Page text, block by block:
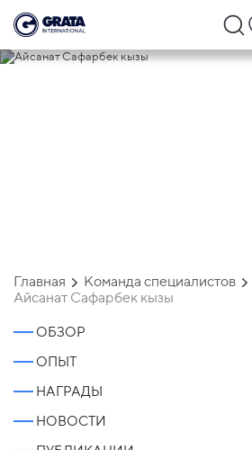
Главная
Команда специалистов
Айсанат Сафарбек кызы
ОБЗОР
ОПЫТ
НАГРАДЫ
НОВОСТИ